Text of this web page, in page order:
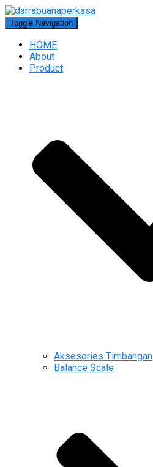
Toggle Navigation
HOME
About
Product
Aksesories Timbangan
Balance Scale